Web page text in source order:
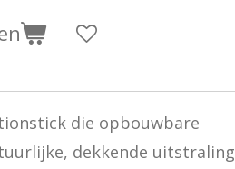
die opbouwbare
dekkende uitstraling